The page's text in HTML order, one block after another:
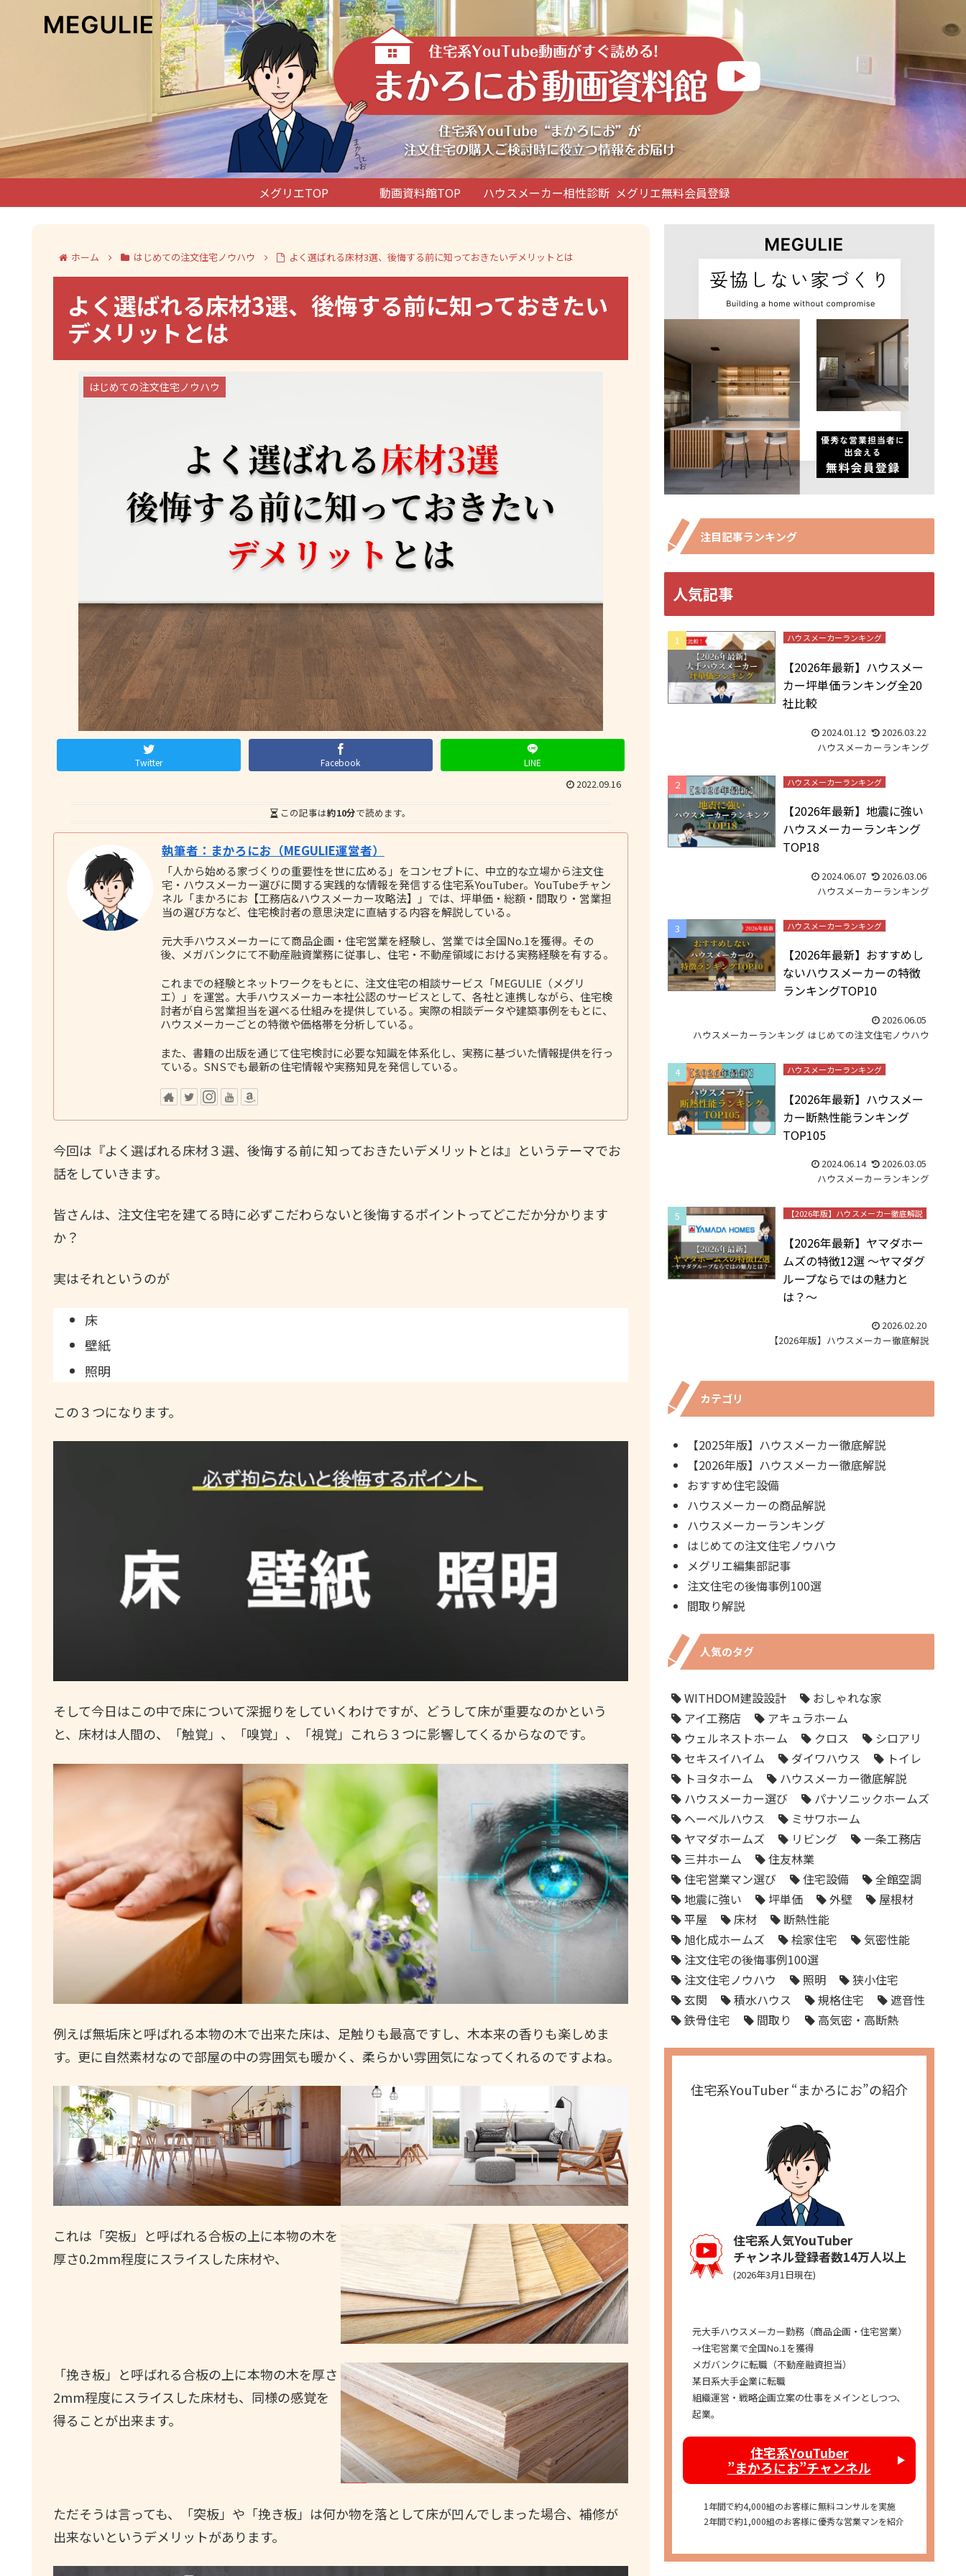
メグリエTOP 動画資料館TOP ハウスメーカー相性診断 メグリエ無料会員登録
ホーム はじめての注文住宅ノウハウ よく選ばれる床材3選、後悔する前に知っておきたいデメリットとは
よく選ばれる床材3選、後悔する前に知っておきたい
デメリットとは
はじめての注文住宅ノウハウ
Twitter Facebook LINE
2022.09.16
この記事は約10分で読めます。
執筆者：まかろにお（MEGULIE運営者）
「人から始める家づくりの重要性を世に広める」をコンセプトに、中立的な立場から注文住
宅・ハウスメーカー選びに関する実践的な情報を発信する住宅系YouTuber。YouTubeチャン
ネル「まかろにお【工務店&ハウスメーカー攻略法】」では、坪単価・総額・間取り・営業担
当の選び方など、住宅検討者の意思決定に直結する内容を解説している。
元大手ハウスメーカーにて商品企画・住宅営業を経験し、営業では全国No.1を獲得。その
後、メガバンクにて不動産融資業務に従事し、住宅・不動産領域における実務経験を有する。
これまでの経験とネットワークをもとに、注文住宅の相談サービス「MEGULIE（メグリ
エ）」を運営。大手ハウスメーカー本社公認のサービスとして、各社と連携しながら、住宅検
討者が自ら営業担当を選べる仕組みを提供している。実際の相談データや建築事例をもとに、
ハウスメーカーごとの特徴や価格帯を分析している。
また、書籍の出版を通じて住宅検討に必要な知識を体系化し、実務に基づいた情報提供を行っ
ている。SNSでも最新の住宅情報や実務知見を発信している。
今回は『よく選ばれる床材３選、後悔する前に知っておきたいデメリットとは』というテーマでお
話をしていきます。
皆さんは、注文住宅を建てる時に必ずこだわらないと後悔するポイントってどこだか分かります
か？
実はそれというのが
床
壁紙
照明
この３つになります。
そして今日はこの中で床について深掘りをしていくわけですが、どうして床が重要なのかという
と、床材は人間の、「触覚」、「嗅覚」、「視覚」これら３つに影響してくるからなのです。
例えば無垢床と呼ばれる本物の木で出来た床は、足触りも最高ですし、木本来の香りも楽しめま
す。更に自然素材なので部屋の中の雰囲気も暖かく、柔らかい雰囲気になってくれるのですよね。
これは「突板」と呼ばれる合板の上に本物の木を
厚さ0.2mm程度にスライスした床材や、
「挽き板」と呼ばれる合板の上に本物の木を厚さ
2mm程度にスライスした床材も、同様の感覚を
得ることが出来ます。
ただそうは言っても、「突板」や「挽き板」は何か物を落として床が凹んでしまった場合、補修が
出来ないというデメリットがあります。
注目記事ランキング
人気記事
ハウスメーカーランキング
【2026年最新】ハウスメー
カー坪単価ランキング全20
社比較
2024.01.12
2026.03.22
ハウスメーカーランキング
ハウスメーカーランキング
【2026年最新】地震に強い
ハウスメーカーランキング
TOP18
2024.06.07
2026.03.06
ハウスメーカーランキング
ハウスメーカーランキング
【2026年最新】おすすめし
ないハウスメーカーの特徴
ランキングTOP10
2026.06.05
ハウスメーカーランキング はじめての注文住宅ノウハウ
ハウスメーカーランキング
【2026年最新】ハウスメー
カー断熱性能ランキング
TOP105
2024.06.14
2026.03.05
ハウスメーカーランキング
【2026年版】ハウスメーカー徹底解説
【2026年最新】ヤマダホー
ムズの特徴12選 ～ヤマダグ
ループならではの魅力と
は？～
2026.02.20
【2026年版】ハウスメーカー徹底解説
カテゴリ
【2025年版】ハウスメーカー徹底解説
【2026年版】ハウスメーカー徹底解説
おすすめ住宅設備
ハウスメーカーの商品解説
ハウスメーカーランキング
はじめての注文住宅ノウハウ
メグリエ編集部記事
注文住宅の後悔事例100選
間取り解説
人気のタグ
WITHDOM建設設計
おしゃれな家
アイ工務店
アキュラホーム
ウェルネストホーム
クロス
シロアリ
セキスイハイム
ダイワハウス
トイレ
トヨタホーム
ハウスメーカー徹底解説
ハウスメーカー選び
パナソニックホームズ
ヘーベルハウス
ミサワホーム
ヤマダホームズ
リビング
一条工務店
三井ホーム
住友林業
住宅営業マン選び
住宅設備
全館空調
地震に強い
坪単価 外壁
屋根材
平屋
床材
断熱性能
旭化成ホームズ
桧家住宅
気密性能
注文住宅の後悔事例100選
注文住宅ノウハウ
照明
狭小住宅
玄関
積水ハウス 規格住宅
遮音性
鉄骨住宅
間取り 高気密・高断熱
住宅系YouTuber “まかろにお”の紹介
住宅系人気YouTuber
チャンネル登録者数14万人以上
(2026年3月1日現在)
元大手ハウスメーカー勤務（商品企画・住宅営業）
→住宅営業で全国No.1を獲得
メガバンクに転職（不動産融資担当）
某日系大手企業に転職
組織運営・戦略企画立案の仕事をメインとしつつ、
起業。
住宅系YouTuber
”まかろにお”チャンネル
1年間で約4,000組のお客様に無料コンサルを実施
2年間で約1,000組のお客様に優秀な営業マンを紹介